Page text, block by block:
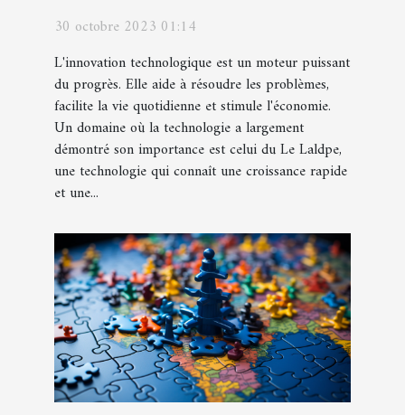
30 octobre 2023 01:14
L'innovation technologique est un moteur puissant
du progrès. Elle aide à résoudre les problèmes,
facilite la vie quotidienne et stimule l'économie.
Un domaine où la technologie a largement
démontré son importance est celui du Le Laldpe,
une technologie qui connaît une croissance rapide
et une...